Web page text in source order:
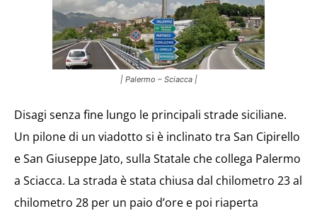
| Palermo – Sciacca |
Disagi senza fine lungo le principali strade siciliane.
Un pilone di un viadotto si è inclinato tra San Cipirello
e San Giuseppe Jato, sulla Statale che collega Palermo
a Sciacca. La strada è stata chiusa dal chilometro 23 al
chilometro 28 per un paio d’ore e poi riaperta